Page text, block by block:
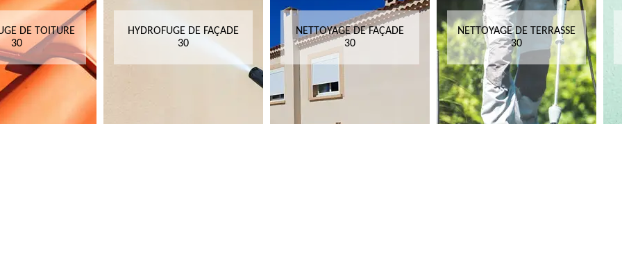
DE TOITURE
30
HYDROFUGE DE FAÇADE
30
NETTOYAGE DE FAÇADE
30
NETTOYAGE DE TERRASSE
30